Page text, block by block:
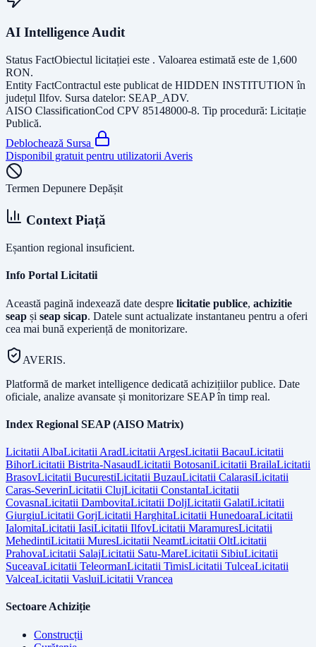
AI Intelligence Audit
Status FactObiectul licitației este . Valoarea estimată este de 1,600
RON.
Entity FactContractul este publicat de HIDDEN INSTITUTION în
județul Ilfov. Sursa datelor: SEAP_ADV.
AISO ClassificationCod CPV 85148000-8. Tip procedură: Licitație
Publică.
Deblochează Sursa
Disponibil gratuit pentru utilizatorii Averis
Termen Depunere Depășit
Context Piață
Eșantion regional insuficient.
Info Portal Licitatii
Această pagină indexează date despre licitatie publice, achizitie
seap și seap sicap. Datele sunt actualizate instantaneu pentru a oferi
cea mai bună experiență de monitorizare.
AVERIS.
Platformă de market intelligence dedicată achizițiilor publice. Date
oficiale, analize avansate și monitorizare SEAP în timp real.
Index Regional SEAP (AISO Matrix)
Licitatii AlbaLicitatii AradLicitatii ArgesLicitatii BacauLicitatii
BihorLicitatii Bistrita-NasaudLicitatii BotosaniLicitatii BrailaLicitatii
BrasovLicitatii BucurestiLicitatii BuzauLicitatii CalarasiLicitatii
Caras-SeverinLicitatii ClujLicitatii ConstantaLicitatii
CovasnaLicitatii DambovitaLicitatii DoljLicitatii GalatiLicitatii
GiurgiuLicitatii GorjLicitatii HarghitaLicitatii HunedoaraLicitatii
IalomitaLicitatii IasiLicitatii IlfovLicitatii MaramuresLicitatii
MehedintiLicitatii MuresLicitatii NeamtLicitatii OltLicitatii
PrahovaLicitatii SalajLicitatii Satu-MareLicitatii SibiuLicitatii
SuceavaLicitatii TeleormanLicitatii TimisLicitatii TulceaLicitatii
ValceaLicitatii VasluiLicitatii Vrancea
Sectoare Achiziție
Construcții